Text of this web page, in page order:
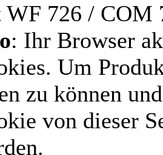
726 / COM
: Ihr Browser
Um
zu können
von dieser